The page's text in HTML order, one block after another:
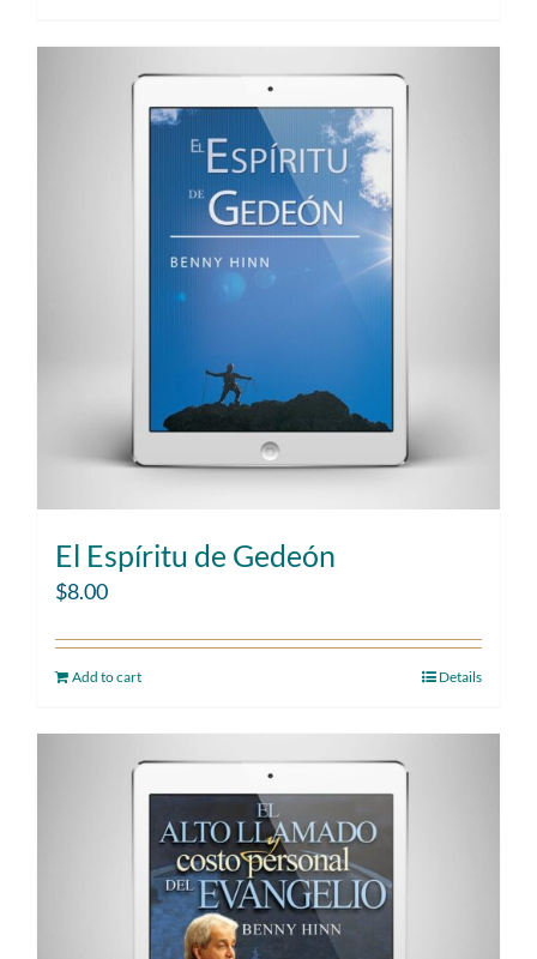
El Espíritu de Gedeón
$8.00
Add to cart Details